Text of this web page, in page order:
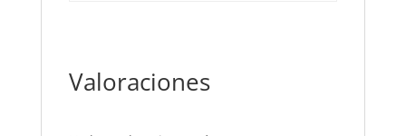
Valoraciones